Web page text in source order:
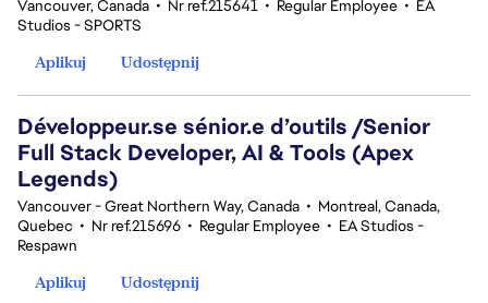
Vancouver, Canada • Nr ref.215641 • Regular Employee • EA
Studios - SPORTS
Aplikuj
Udostępnij
Développeur.se sénior.e d’outils /Senior
Full Stack Developer, AI & Tools (Apex
Legends)
Vancouver - Great Northern Way, Canada • Montreal, Canada,
Quebec • Nr ref.215696 • Regular Employee • EA Studios -
Respawn
Aplikuj
Udostępnij